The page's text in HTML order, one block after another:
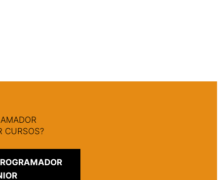
CURSOS?